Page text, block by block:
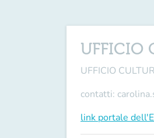
UFFICIO
UFFICIO
contatti:
link portale